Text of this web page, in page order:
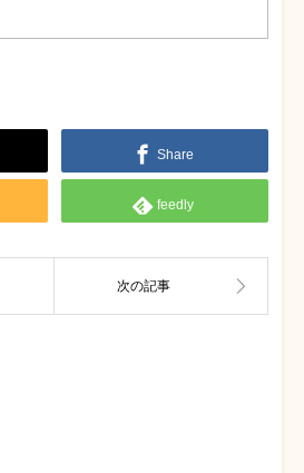
Share
feedly